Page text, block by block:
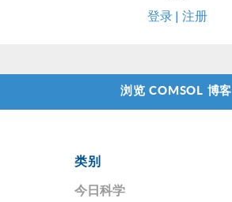
登录 | 注册
浏览 COMSOL 博客
类别
今日科学